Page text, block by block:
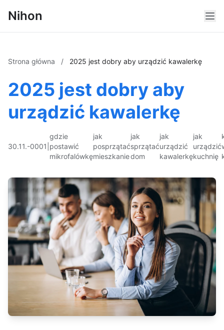
Nihon
Strona główna / 2025 jest dobry aby urządzić kawalerkę
2025 jest dobry aby
urządzić kawalerkę
30.11.-0001
gdzie
postawić
mikrofalówkę
jak
posprzątać
mieszkanie
jak
sprzątać
dom
jak
urządzić
kawalerkę
jak
urządzić
kuchnię